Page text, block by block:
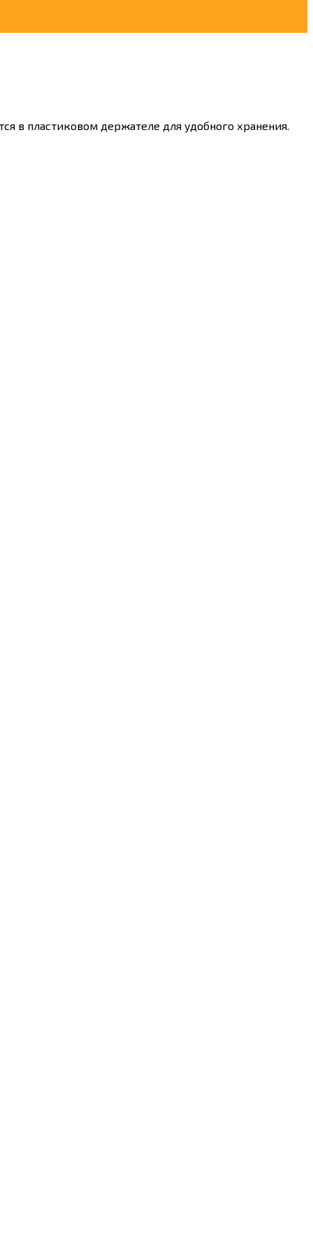
в пластиковом держателе для удобного хранения.